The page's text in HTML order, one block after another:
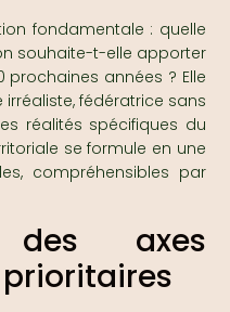
fondamentale : quelle
souhaite-t-elle apporter
prochaines années ? Elle
fédératrice sans
réalités spécifiques du
se formule en une
compréhensibles par
axes